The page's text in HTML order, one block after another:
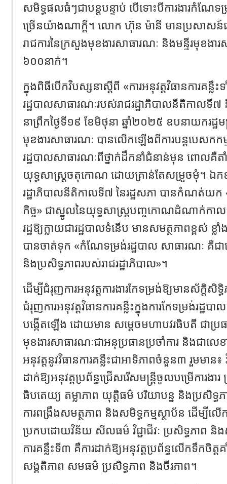
សមិទ្ធផលធំៗជាបន្តបន្ទាប់ បើទោះបីការងារកំណែទ
ច្រើនយ៉ាងណាក្តី។ លោក ហ៊ុន ម៉ានី មានប្រសាសន៍ជ
រាជការនៃក្រសួងមុខងារសាធារណៈ និងមន្ទីរមុខងា
៦០០នាក់។
ក្នុងពិធីបើកវិបស្សនាស្តីពី «ការអនុវត្តវិធានការគន្លឹះ
រដ្ឋបាលសាធារណៈរបស់រាជរដ្ឋាភិបាលនីតិកាលទី៧ និង
នាព្រឹកថ្ងៃទី១៩ ខែមិថុនា ឆ្នាំ២០២៥ ឧបនាយករដ្ឋមន្
មុខងារសាធារណៈ បានលើកឡើងពីការបន្តបេសកកម្
រដ្ឋបាលសាធារណៈពីថ្នាក់ដឹកនាំជំនាន់មុន ពោលគឺ
យុទ្ធសាស្ត្រចតុកោណ ដោយគ្រាន់តែសម្រួចមុំ។ ឯកឧត្
រដ្ឋាភិបាលនីតិកាលទី៧ នៃរដ្ឋសភា បានកំណត់យក
កិច្ច» ជាស្នូលនៃយុទ្ធសាស្រ្តបញ្ចកោណដំណាក់កាល
រដ្ឋឱ្យក្លាយជារដ្ឋបាលទំនើប មានសមត្ថភាពខ្ពស់ ខ្ល
បានចាត់ទុក «កំណែទម្រង់រដ្ឋបាល សាធារណៈ គឺជា
និងប្រសិទ្ធភាពរបស់រាជរដ្ឋាភិបាល»។
ដើម្បីជំរុញការអនុវត្តការងារកែទម្រង់ឱ្យមានស័ក្តិសិ
ជំរុញការអនុវត្តវិធានការគន្លឹះក្នុងការកែទម្រង់រដ្ឋ
បង្កើតឡើង ដោយមាន សម្តេចមហាបវរធិបតី ជាប្
មុខងារសាធារណៈជាអនុប្រធានប្រចាំការ និងជាលេខា
អនុវត្តនូវវិធានការគន្លឹះជាអាទិភាពចំនួន៣ រួមមាន៖
ដាក់ឱ្យអនុវត្តប្រព័ន្ធជ្រើសរើសមន្រ្តីចូលបម្រើការ
ធិបតេយ្យ តម្លាភាព យុត្តិធម៌ បរិយាបន្ន និងប្រសិទ្ធភ
ការពង្រឹងសមត្ថភាព និងសមិទ្ធកម្មស្ថាប័ន ដើម្បីល
ប្រកបដោយវិន័យ សីលធម៌ វិជ្ជាជីវៈ ប្រសិទ្ធភាព និង
ការគន្លឹះទី៣ គឺការដាក់ឱ្យអនុវត្តប្រព័ន្ធលើកទឹកចិត្
សង្គតិភាព សមធម៌ ប្រសិទ្ធភាព និងចីរភាព។